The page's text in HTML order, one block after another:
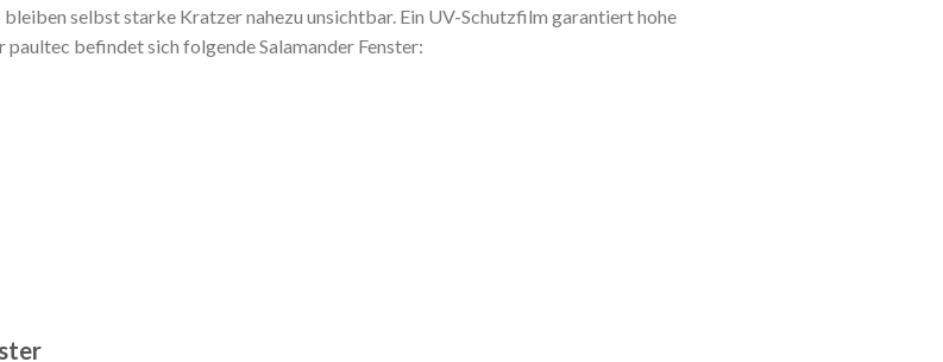
bleiben selbst starke Kratzer nahezu unsichtbar. Ein UV-Schutzfilm garantiert hohe
befindet sich folgende Salamander Fenster: